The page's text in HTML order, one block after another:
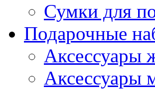
Сумки для
Подарочные
Аксессуары
Аксессуары